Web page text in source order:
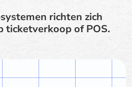
richten zich
ticketverkoop of POS.